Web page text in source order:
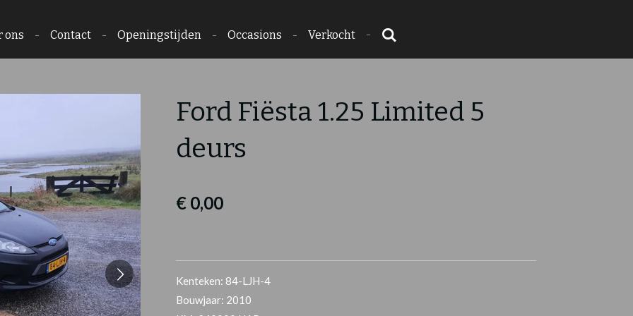
ons Contact Openingstijden Occasions Verkocht
Ford Fiësta 1.25 Limited 5
deurs
€ 0,00
Kenteken: 84-LJH-4
Bouwjaar: 2010